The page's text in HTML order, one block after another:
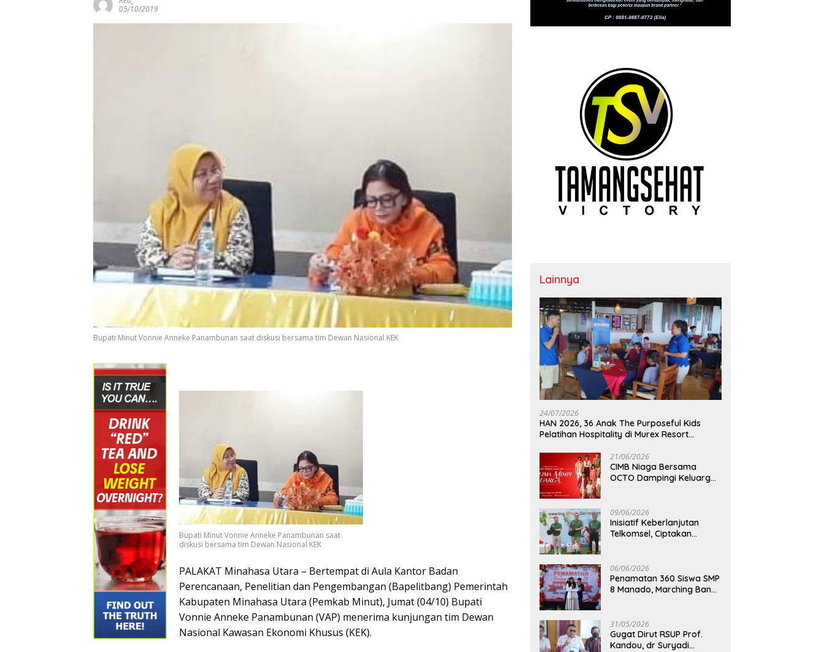
05/10/2019
Bupati Minut Vonnie Anneke Panambunan saat diskusi bersama tim Dewan Nasional KEK
Bupati Minut Vonnie Anneke Panambunan saat
diskusi bersama tim Dewan Nasional KEK
PALAKAT Minahasa Utara – Bertempat di Aula Kantor Badan
Perencanaan, Penelitian dan Pengembangan (Bapelitbang) Pemerintah
Kabupaten Minahasa Utara (Pemkab Minut), Jumat (04/10) Bupati
Vonnie Anneke Panambunan (VAP) menerima kunjungan tim Dewan
Nasional Kawasan Ekonomi Khusus (KEK).
Lainnya
24/07/2026
HAN 2026, 36 Anak The Purposeful Kids
Pelatihan Hospitality di Murex Resort
21/06/2026
CIMB Niaga Bersama
OCTO Dampingi Keluarga
09/06/2026
Inisiatif Keberlanjutan
Telkomsel, Ciptakan
06/06/2026
Penamatan 360 Siswa SMP
8 Manado, Marching Band
31/05/2026
Gugat Dirut RSUP Prof.
Kandou, dr Suryadi